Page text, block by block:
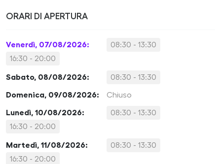
ORARI DI APERTURA
Venerdì, 07/08/2026:
08:30 - 13:30
16:30 - 20:00
Sabato, 08/08/2026: 08:30 - 13:30
Domenica, 09/08/2026: Chiuso
Lunedì, 10/08/2026:
08:30 - 13:30
16:30 - 20:00
Martedì, 11/08/2026:
08:30 - 13:30
16:30 - 20:00